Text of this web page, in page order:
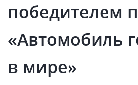
победителем
«Автомобиль
в мире»